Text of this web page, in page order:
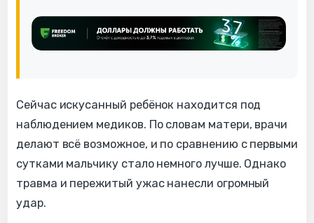
Сейчас искусанный ребёнок находится под
наблюдением медиков. По словам матери, врачи
делают всё возможное, и по сравнению с первыми
сутками мальчику стало немного лучше. Однако
травма и пережитый ужас нанесли огромный
удар.